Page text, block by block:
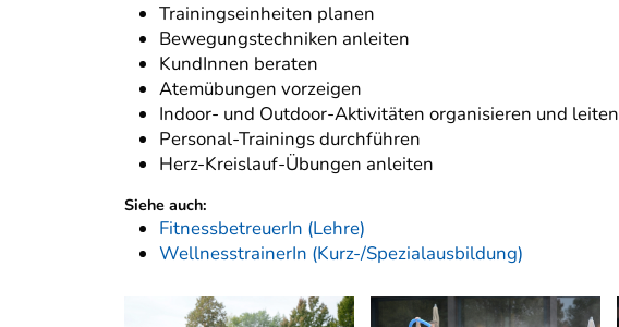
Trainingseinheiten planen
Bewegungstechniken anleiten
KundInnen beraten
Atemübungen vorzeigen
Indoor- und Outdoor-Aktivitäten organisieren und leiten
Personal-Trainings durchführen
Herz-Kreislauf-Übungen anleiten
Siehe auch:
FitnessbetreuerIn (Lehre)
WellnesstrainerIn (Kurz-/Spezialausbildung)